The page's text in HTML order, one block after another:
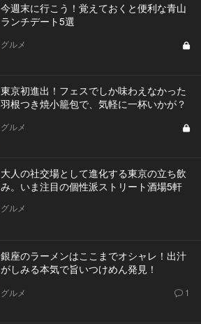
今週末に行こう！覚えておくと便利な青山
ランチデート5選
グルメ
東京初進出！フェスでしか味わえなかった
羽根つき焼小籠包で、気軽に一杯いかが？
グルメ
大人の社交場として進化する東京の立ち飲
み。いま注目の個性派ストリート酒場5軒
グルメ
銀座のラーメンはここまでオシャレ！出汁
がしみる本気で旨いつけめん発見！
グルメ 1